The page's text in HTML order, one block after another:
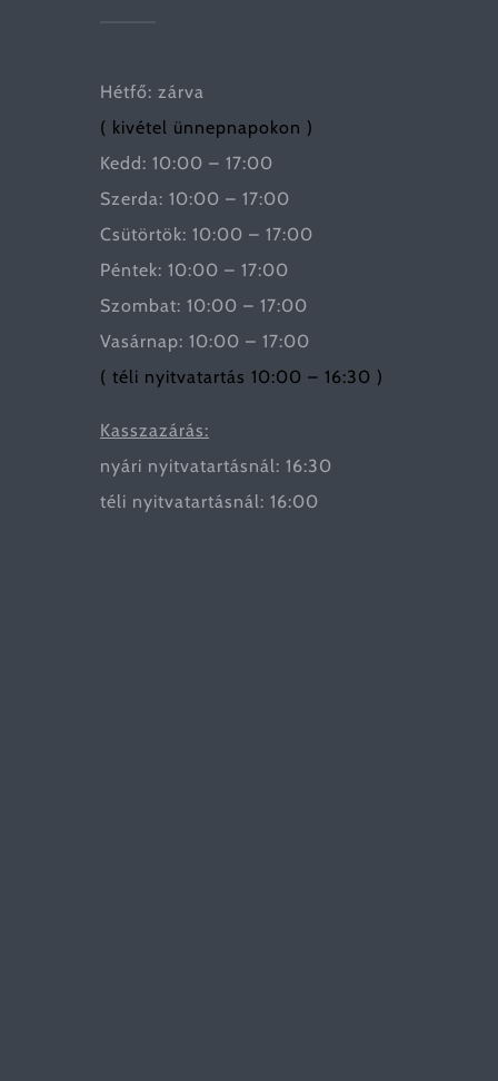
Hétfő: zárva
( kivétel ünnepnapokon )
Kedd: 10:00 – 17:00
Szerda: 10:00 – 17:00
Csütörtök: 10:00 – 17:00
Péntek: 10:00 – 17:00
Szombat: 10:00 – 17:00
Vasárnap: 10:00 – 17:00
( téli nyitvatartás 10:00 – 16:30 )
Kasszazárás:
nyári nyitvatartásnál: 16:30
téli nyitvatartásnál: 16:00